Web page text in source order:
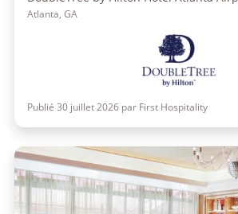
Atlanta, GA
Publié 30 juillet 2026 par First Hospitality